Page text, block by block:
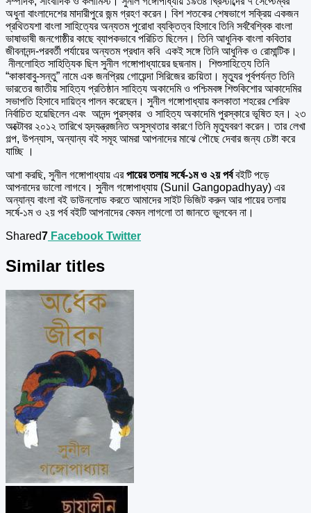
অধুনা বাংলাদেশের মাদারীপুরে জন্ম গ্রহণ করেন। বিশ শতকের শেষভাগে সক্রিয় একজন
প্রথিতযশা বাংলা সাহিত্যের অন্যতম পুরোধা ব্যক্তিত্ব হিসাবে তিনি সর্ববৈশ্বিক বাংলা
ভাষাভাষী জনগোষ্ঠীর কাছে ব্যাপকভাবে পরিচিত ছিলেন। তিনি আধুনিক বাংলা কবিতার
জীবনানন্দ-পরবর্তী পর্যায়ের অন্যতম প্রধান কবি একই সঙ্গে তিনি আধুনিক ও রোমান্টিক।
নীললোহিত সাহিত্যিক ছিল সুনীল গঙ্গোপাধ্যায়ের ছদ্মনাম। শিশুসাহিত্যে তিনি
“কাকাবাবু-সন্তু” নামে এক জনপ্রিয় গোয়েন্দা সিরিজের রচয়িতা। মৃত্যুর পূর্বপর্যন্ত তিনি
ভারতের জাতীয় সাহিত্য প্রতিষ্ঠান সাহিত্য অকাদেমি ও পশ্চিমবঙ্গ শিশুকিশোর আকাদেমির
সভাপতি হিসাবে দায়িত্ব পালন করেছেন। সুনীল গঙ্গোপাধ্যায় কলকাতা শহরের শেরিফ
নির্বাচিত হয়েছিলেন এবং আনন্দ পুরস্কার ও সাহিত্য অকাদেমি পুরস্কারে ভূষিত হন। ২৩
অক্টোবর ২০১২ তারিখে হৃদ্‌যন্ত্রজনিত অসুস্থতার কারণে তিনি মৃত্যুবরণ করেন। তার লেখা
গল্প, উপন্যাস, অন্যান্য বই সমূহ আমরা আপনাদের মাঝে পৌছে দেবার জন্য চেষ্টা করে
যাচ্ছি ।
আশা করছি, সুনীল গঙ্গোপাধ্যায় এরপায়ের তলায় সর্ষে-১ম ও ২য় পর্ববইটি পড়ে
আপনাদের ভালো লাগবে। সুনীল গঙ্গোপাধ্যায় (Sunil Gangopadhyay) এর
অন্যান্য বাংলা বই ডাউনলোড করতে আমাদের সাইট ভিজিট করুন আর পায়ের তলায়
সর্ষে-১ম ও ২য় পর্ব বইটি আপনাদের কেমন লাগলো তা জানতে ভুলবেন না।
Shared7 Facebook Twitter
Similar titles